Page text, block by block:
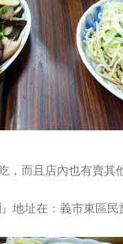
，而且店內也有賣其
』地址在：義市東區民